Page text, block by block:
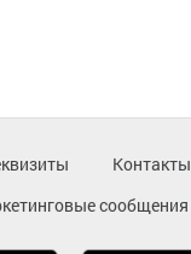
Контакты
сообщения